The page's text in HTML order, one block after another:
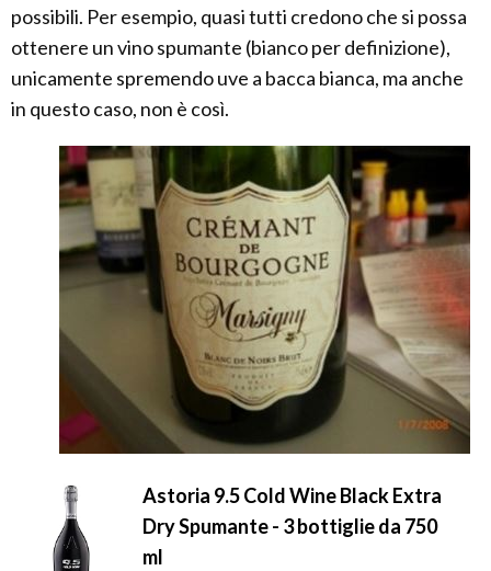
possibili. Per esempio, quasi tutti credono che si possa
ottenere un vino spumante (bianco per definizione),
unicamente spremendo uve a bacca bianca, ma anche
in questo caso, non è così.
Astoria 9.5 Cold Wine Black Extra
Dry Spumante - 3 bottiglie da 750
ml